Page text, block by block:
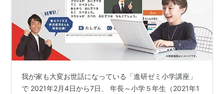
我が家も大変お世話になっている「進研ゼミ小学講座」
で 2021年2月4日から7日、 年長～小学５年生（2021年1